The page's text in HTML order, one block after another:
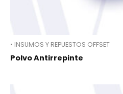
• INSUMOS Y REPUESTOS OFFSET
Polvo Antirrepinte